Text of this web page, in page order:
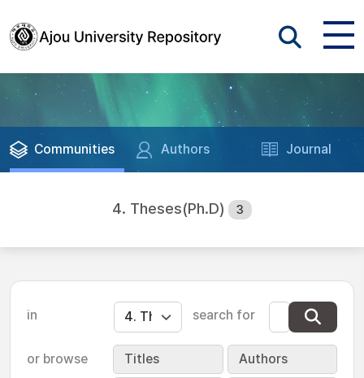
Communities Authors Journal
4. Theses(Ph.D) 3
in search for
or browse Titles Authors